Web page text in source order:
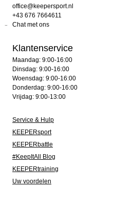
office@keepersport.nl
+43 676 7664611
Chat met ons
Klantenservice
Maandag: 9:00-16:00
Dinsdag: 9:00-16:00
Woensdag: 9:00-16:00
Donderdag: 9:00-16:00
Vrijdag: 9:00-13:00
Service & Hulp
KEEPERsport
KEEPERbattle
#KeepItAll Blog
KEEPERtraining
Uw voordelen